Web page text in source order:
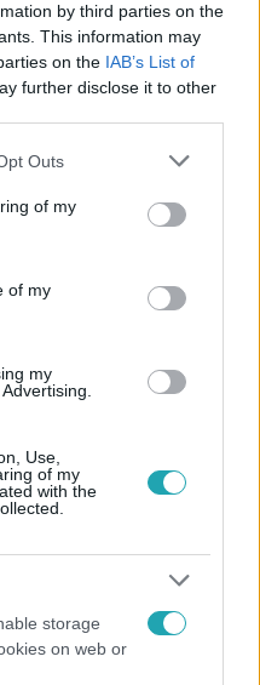
by third parties on the
This information may
on the IAB’s List of
further disclose it to other
uses one or more Google
You may click to
its third-party tags to
purposes in below Google
Outs
of my
of my
my
Use,
of my
with the
storage
on web or
2026
KREATIVITÁS